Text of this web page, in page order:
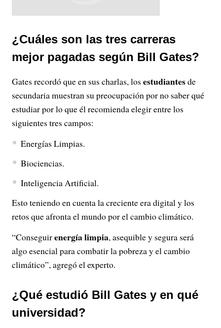
¿Cuáles son las tres carreras
mejor pagadas según Bill Gates?
Gates recordó que en sus charlas, los estudiantesde
secundaria muestran su preocupación por no saber qué
estudiar por lo que él recomienda elegir entre los
siguientes tres campos:
Energías Limpias.
Biociencias.
Inteligencia Artificial.
Esto teniendo en cuenta la creciente era digital y los
retos que afronta el mundo por el cambio climático.
“Conseguirenergía limpia, asequible y segura será
algo esencial para combatir la pobreza y el cambio
climático”, agregó el experto.
¿Qué estudió Bill Gates y en qué
universidad?